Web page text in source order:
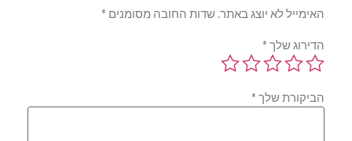
האימייל לא יוצג באתר.שדות החובה מסומנים*
הדירוג שלך*
הביקורת שלך*